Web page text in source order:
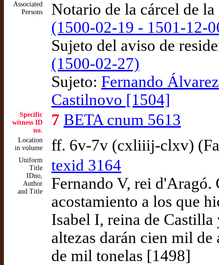
Associated
Persons
Notario de la cárcel de
(1500-02-19 - 1501-12-
Sujeto del aviso de
(1500-02-27)
Sujeto: Fernando
Castilnovo [1504]
Specific
witness ID
no.
7 BETA cnum 5613
Location
in volume
ff. 6v-7v (cxliiij-clxv)
Uniform
Title
IDno,
Author
and Title
texid 3164
Fernando V, rei d'Aragó.
acostamiento a los que
Isabel I, reina de Castilla
altezas darán cien mil
de mil tonelas [1498]